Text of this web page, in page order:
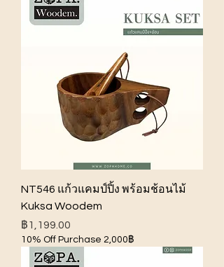
NT546 แก้วแคมป์ปิ้ง พร้อมช้อนไม้
Kuksa Woodem
ราคา
฿1,199.00
10% Off Purchase 2,000฿